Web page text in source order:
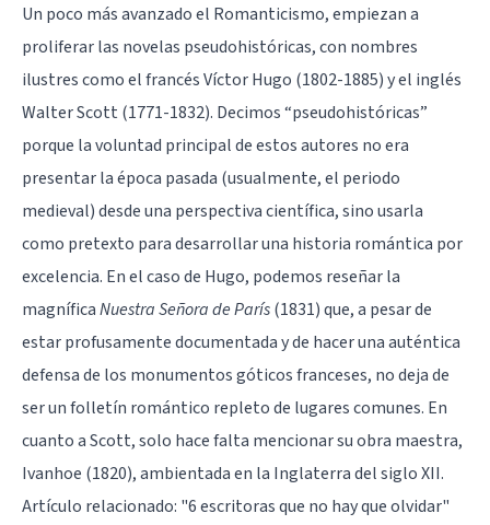
Un poco más avanzado el Romanticismo, empiezan a
proliferar las novelas pseudohistóricas, con nombres
ilustres como el francés Víctor Hugo (1802-1885) y el inglés
Walter Scott (1771-1832). Decimos “pseudohistóricas”
porque la voluntad principal de estos autores no era
presentar la época pasada (usualmente, el periodo
medieval) desde una perspectiva científica, sino usarla
como pretexto para desarrollar una historia romántica por
excelencia. En el caso de Hugo, podemos reseñar la
magníficaNuestra Señora de París(1831) que, a pesar de
estar profusamente documentada y de hacer una auténtica
defensa de los monumentos góticos franceses, no deja de
ser un folletín romántico repleto de lugares comunes. En
cuanto a Scott, solo hace falta mencionar su obra maestra,
Ivanhoe (1820), ambientada en la Inglaterra del siglo XII.
Artículo relacionado: "6 escritoras que no hay que olvidar"